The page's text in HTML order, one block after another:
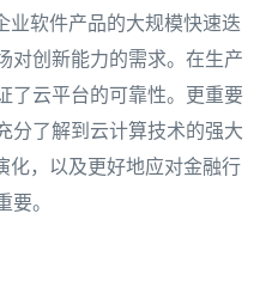
业软件产品的大规模快速迭
对创新能力的需求。在生产
了云平台的可靠性。更重要
分了解到云计算技术的强大
化，以及更好地应对金融行
。